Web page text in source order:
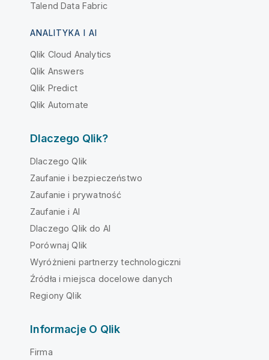
Talend Data Fabric
ANALITYKA I AI
Qlik Cloud Analytics
Qlik Answers
Qlik Predict
Qlik Automate
Dlaczego Qlik?
Dlaczego Qlik
Zaufanie i bezpieczeństwo
Zaufanie i prywatność
Zaufanie i AI
Dlaczego Qlik do AI
Porównaj Qlik
Wyróżnieni partnerzy technologiczni
Źródła i miejsca docelowe danych
Regiony Qlik
Informacje O Qlik
Firma